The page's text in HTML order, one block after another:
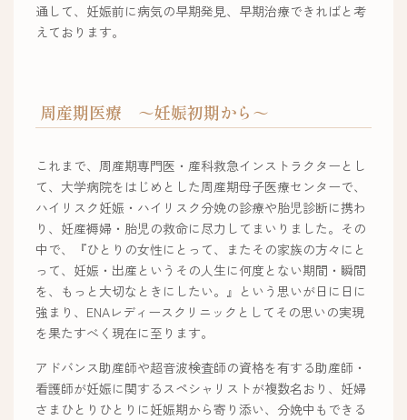
通して、妊娠前に病気の早期発見、早期治療できればと考
えております。
周産期医療 ～妊娠初期から～
これまで、周産期専門医・産科救急インストラクターとし
て、大学病院をはじめとした周産期母子医療センターで、
ハイリスク妊娠・ハイリスク分娩の診療や胎児診断に携わ
り、妊産褥婦・胎児の救命に尽力してまいりました。その
中で、『ひとりの女性にとって、またその家族の方々にと
って、妊娠・出産というその人生に何度とない期間・瞬間
を、もっと大切なときにしたい。』という思いが日に日に
強まり、ENAレディースクリニックとしてその思いの実現
を果たすべく現在に至ります。
アドバンス助産師や超音波検査師の資格を有する助産師・
看護師が妊娠に関するスペシャリストが複数名おり、妊婦
さまひとりひとりに妊娠期から寄り添い、分娩中もできる